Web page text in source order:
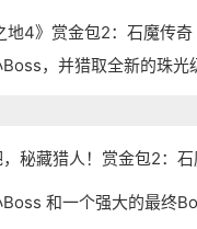
地4》赏金包2：石魔传
，并猎取全新的珠
秘藏猎人！赏金包2：
和一个强大的最终